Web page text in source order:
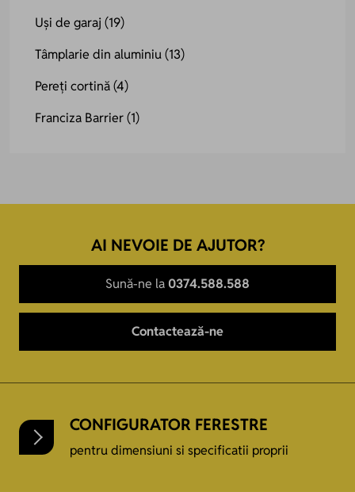
Uși de garaj(19)
Tâmplarie din aluminiu(13)
Pereți cortină(4)
Franciza Barrier(1)
AI NEVOIE DE AJUTOR?
Sună-ne la 0374.588.588
Contactează-ne
CONFIGURATOR FERESTRE
pentru dimensiuni si specificatii proprii